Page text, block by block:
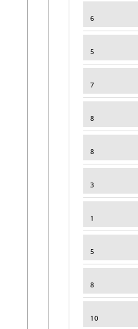
6
5
7
8
8
3
1
5
8
10